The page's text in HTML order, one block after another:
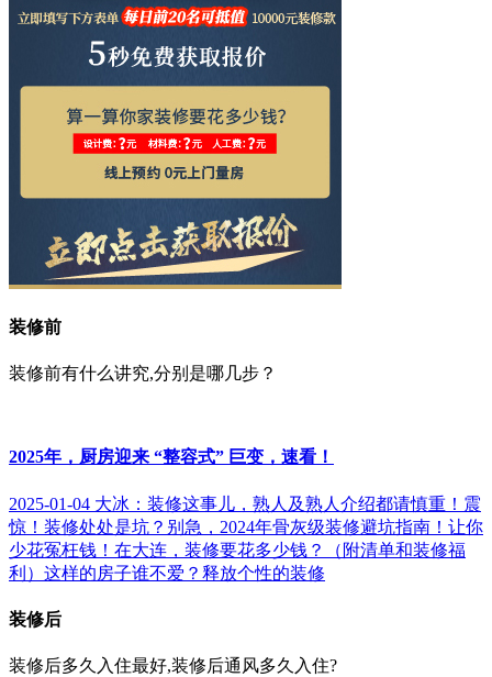
装修前
装修前有什么讲究,分别是哪几步？
2025年，厨房迎来 “整容式” 巨变，速看！
2025-01-04 大冰：装修这事儿，熟人及熟人介绍都请慎重！ 震
惊！装修处处是坑？别急，2024年骨灰级装修避坑指南！让你
少花冤枉钱！ 在大连，装修要花多少钱？（附清单和装修福
利） 这样的房子谁不爱？释放个性的装修
装修后
装修后多久入住最好,装修后通风多久入住?